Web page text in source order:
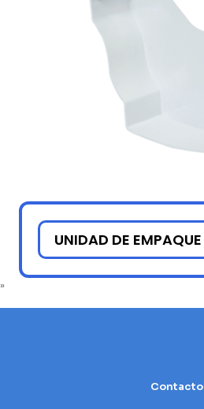
UNIDAD DE EMPAQUE
»
Contacto